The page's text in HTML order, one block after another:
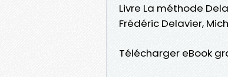
Livre La méthode
Frédéric Delavier,
Télécharger eBook